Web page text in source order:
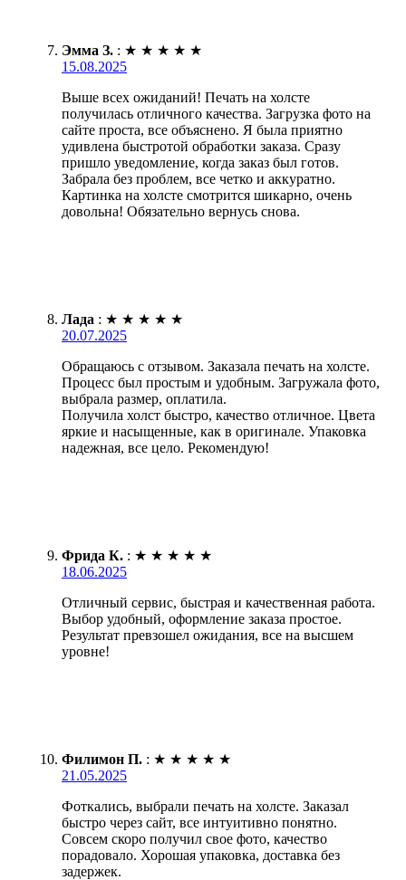
Эмма З. : ★ ★ ★ ★ ★
15.08.2025
Выше всех ожиданий! Печать на холсте
получилась отличного качества. Загрузка фото на
сайте проста, все объяснено. Я была приятно
удивлена быстротой обработки заказа. Сразу
пришло уведомление, когда заказ был готов.
Забрала без проблем, все четко и аккуратно.
Картинка на холсте смотрится шикарно, очень
довольна! Обязательно вернусь снова.
Лада : ★ ★ ★ ★ ★
20.07.2025
Обращаюсь с отзывом. Заказала печать на холсте.
Процесс был простым и удобным. Загружала фото,
выбрала размер, оплатила.
Получила холст быстро, качество отличное. Цвета
яркие и насыщенные, как в оригинале. Упаковка
надежная, все цело. Рекомендую!
Фрида К. : ★ ★ ★ ★ ★
18.06.2025
Отличный сервис, быстрая и качественная работа.
Выбор удобный, оформление заказа простое.
Результат превзошел ожидания, все на высшем
уровне!
Филимон П. : ★ ★ ★ ★ ★
21.05.2025
Фоткались, выбрали печать на холсте. Заказал
быстро через сайт, все интуитивно понятно.
Совсем скоро получил свое фото, качество
порадовало. Хорошая упаковка, доставка без
задержек.